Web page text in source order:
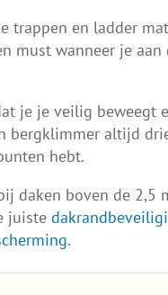
trappen en ladder
must wanneer je aan
je je veilig beweegt
bergklimmer altijd
hebt.
daken boven de 2,5
juiste
.